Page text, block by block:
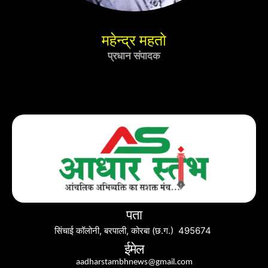
महेन्द्र महतो
प्रधान संपादक
पता
सिंचाई कॉलोनी, बरपाली, कोरबा (छ.ग.) 495674
ईमेल
aadharstambhnews@gmail.com